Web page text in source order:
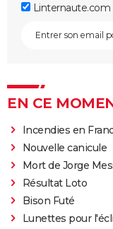
Linternaute.com
EN CE
Incendies en
Nouvelle canicule
Mort de Jorge
Résultat Loto
Bison Futé
Lunettes pour